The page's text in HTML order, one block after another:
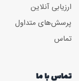
ارزیابی آنلاین
پرسش‌های متداول
تماس
تماس با ما